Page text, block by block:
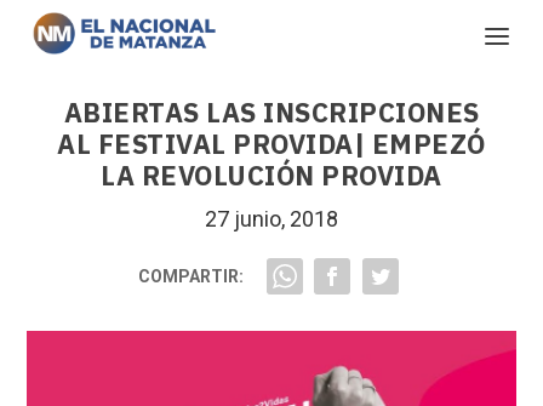
ABIERTAS LAS INSCRIPCIONES
AL FESTIVAL PROVIDA| EMPEZÓ
LA REVOLUCIÓN PROVIDA
27 junio, 2018
COMPARTIR: